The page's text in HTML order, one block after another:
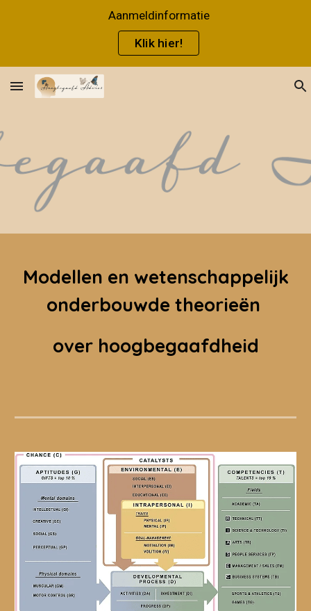
Aanmeldinformatie
Klik hier!
Modellen en wetenschappelijk
onderbouwde theorieën
over hoogbegaafdheid